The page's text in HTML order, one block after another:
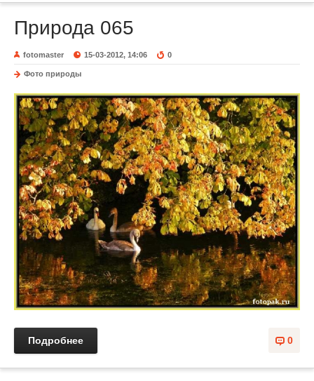
Природа 065
fotomaster 15-03-2012, 14:06 0
Фото природы
0
Подробнее